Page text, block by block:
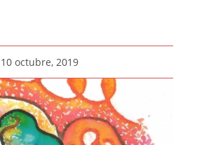
10 octubre, 2019